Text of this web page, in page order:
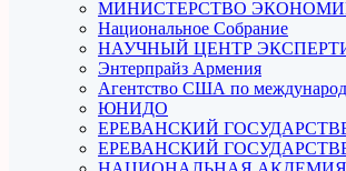
МИНИСТЕРСТВО
Национальное Собрание
НАУЧНЫЙ ЦЕНТР
Энтерпрайз Армения
Агентство США по
ЮНИДО
ЕРЕВАНСКИЙ
ЕРЕВАНСКИЙ